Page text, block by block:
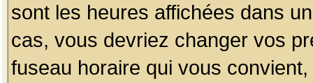
sont les heures affichées dans
cas, vous devriez changer vos
fuseau horaire qui vous